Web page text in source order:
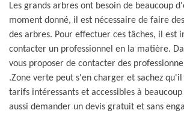
Les grands arbres ont besoin de beaucoup
moment donné, il est nécessaire de faire
des arbres. Pour effectuer ces tâches, il est
contacter un professionnel en la matière.
vous proposer de contacter des
.Zone verte peut s'en charger et sachez
tarifs intéressants et accessibles à
aussi demander un devis gratuit et sans